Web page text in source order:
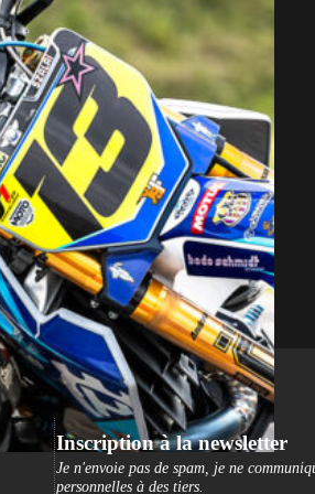
Inscription à la newsletter
Je n'envoie pas de spam, je ne
personnelles à des tiers.